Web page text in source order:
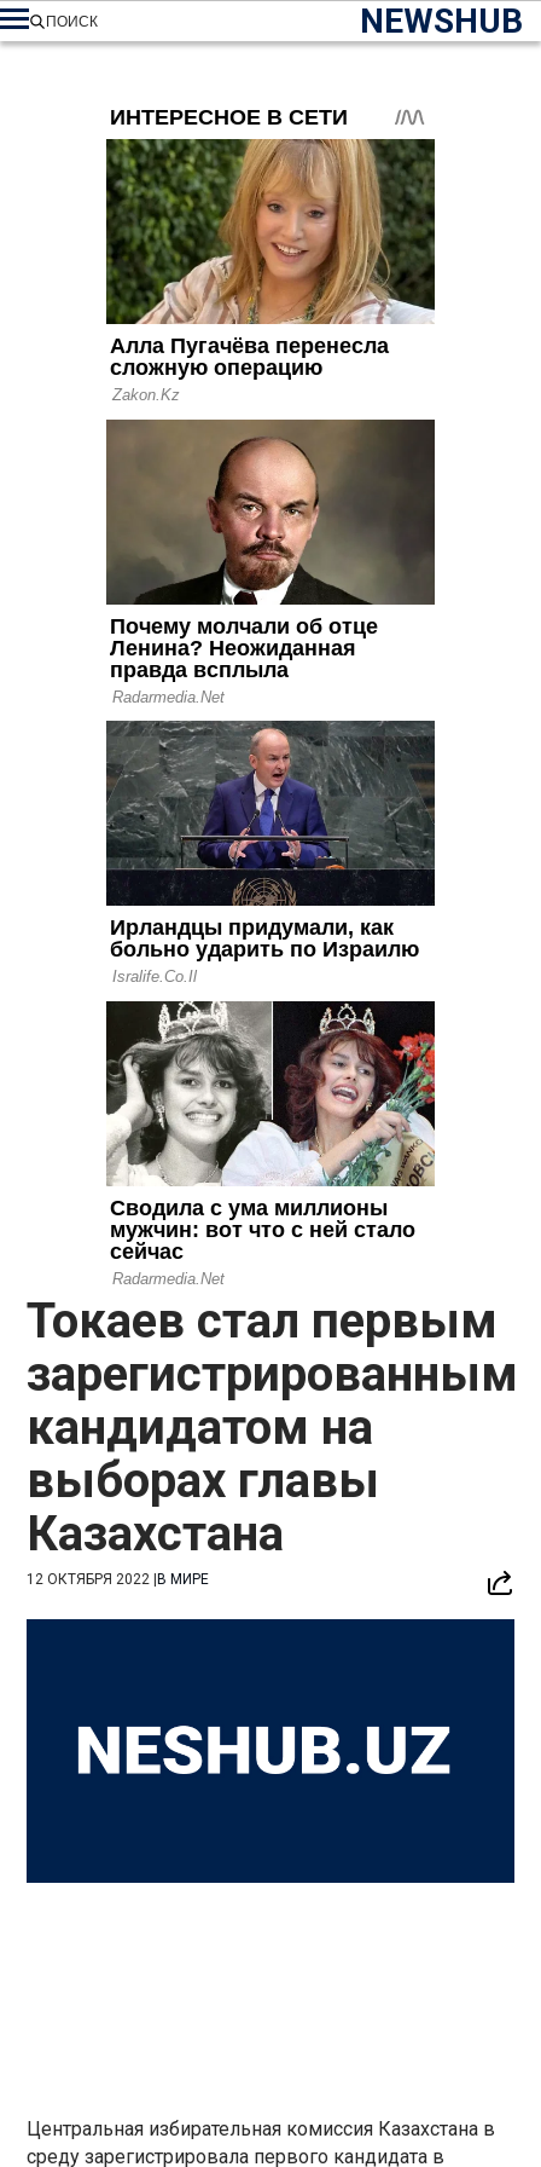
NEWSHUB
ПОИСК
Токаев стал первым
зарегистрированным
кандидатом на
выборах главы
Казахстана
12 ОКТЯБРЯ 2022 |В МИРЕ
Центральная избирательная комиссия Казахстана в
среду зарегистрировала первого кандидата в